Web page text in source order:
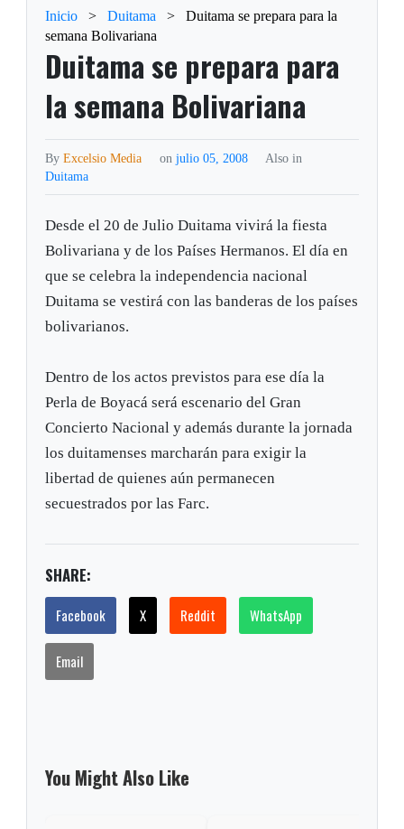
Inicio > Duitama >
Duitama se prepara para la
semana Bolivariana
Duitama se prepara para
la semana Bolivariana
ByExcelsio Media on julio 05, 2008
Also in
Duitama
Desde el 20 de Julio Duitama vivirá la fiesta
Bolivariana y de los Países Hermanos. El día en
que se celebra la independencia nacional
Duitama se vestirá con las banderas de los países
bolivarianos.
Dentro de los actos previstos para ese día la
Perla de Boyacá será escenario del Gran
Concierto Nacional y además durante la jornada
los duitamenses marcharán para exigir la
libertad de quienes aún permanecen
secuestrados por las Farc.
SHARE:
Facebook X Reddit WhatsApp
Email
You Might Also Like